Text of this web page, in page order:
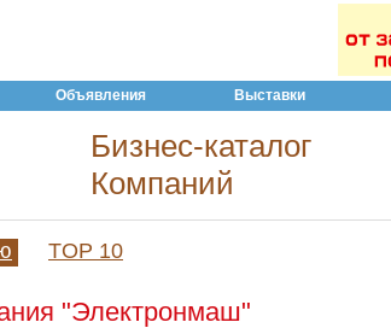
Объявления Выставки
Бизнес-каталог
Компаний
TOP 10
"Электронмаш"